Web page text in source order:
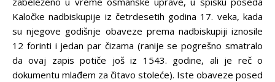
Kaločke nadbiskupije iz četrdesetih godina 17. veka, kada
su njegove godišnje obaveze prema nadbiskupiji iznosile
12 forinti i jedan par čizama (ranije se pogrešno smatralo
da ovaj zapis potiče još iz 1543. godine, ali je reč o
dokumentu mlađem za čitavo stoleće). Iste obaveze posed